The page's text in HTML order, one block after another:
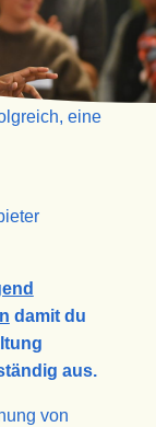
eine
damit du
aus.
von